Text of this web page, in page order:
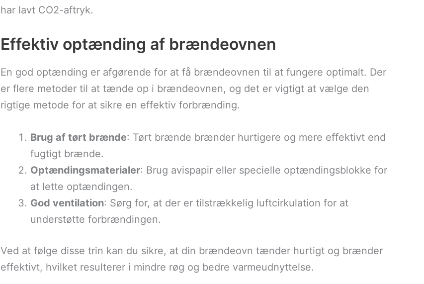
har lavt CO2-aftryk.
Effektiv optænding af brændeovnen
En god optænding er afgørende for at få brændeovnen til at fungere optimalt. Der
er flere metoder til at tænde op i brændeovnen, og det er vigtigt at vælge den
rigtige metode for at sikre en effektiv forbrænding.
Brug af tørt brænde: Tørt brænde brænder hurtigere og mere effektivt end
fugtigt brænde.
Optændingsmaterialer: Brug avispapir eller specielle optændingsblokke for
at lette optændingen.
God ventilation: Sørg for, at der er tilstrækkelig luftcirkulation for at
understøtte forbrændingen.
Ved at følge disse trin kan du sikre, at din brændeovn tænder hurtigt og brænder
effektivt, hvilket resulterer i mindre røg og bedre varmeudnyttelse.